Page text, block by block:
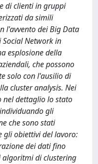
di clienti in gruppi
da simili
l'avvento dei Big Data
Network in
esplosione della
che possono
solo con l'ausilio di
cluster analysis. Nei
nel dettaglio lo stato
gli
che sono stati
gli obiettivi del lavoro:
dei dati fino
di clustering